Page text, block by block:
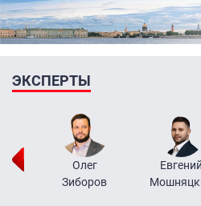
ЭКСПЕРТЫ
Олег
Зиборов
Евгений